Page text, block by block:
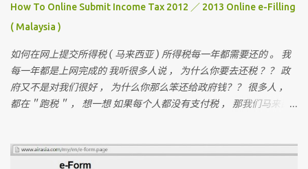
How To Online Submit Income Tax 2012 ／ 2013 Online e-Filling
( Malaysia )
如何在网上提交所得税 ( 马来西亚 ) 所得税每一年都需要还的 。 我
每一年都是上网完成的 我听很多人说 ， 为什么你要去还税 ？？ 政
府又不是对我们很好 ， 为什么你那么笨还给政府钱？？ 很多人 ，
都在＂跑税＂ ， 想一想 如果每个人都没有支付税 ， 那我们马来西